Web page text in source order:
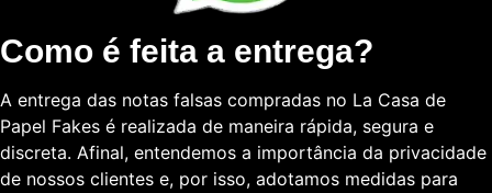
Como é feita a entrega?
A entrega das notas falsas compradas no La Casa de
Papel Fakes é realizada de maneira rápida, segura e
discreta. Afinal, entendemos a importância da privacidade
de nossos clientes e, por isso, adotamos medidas para